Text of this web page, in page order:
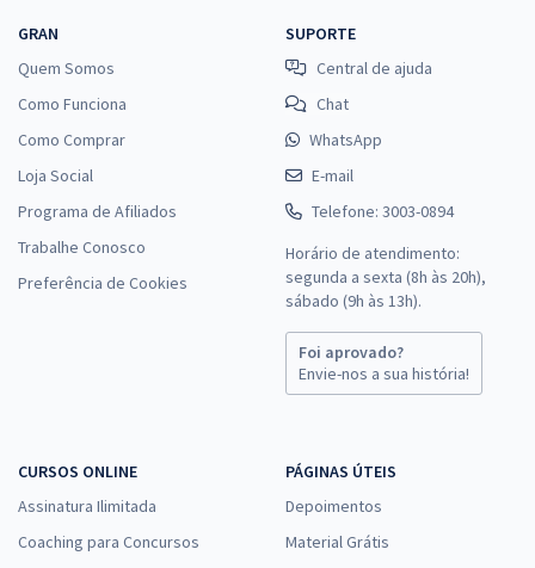
GRAN
Quem Somos
Como Funciona
Como Comprar
Loja Social
Programa de Afiliados
Trabalhe Conosco
Preferência de Cookies
SUPORTE
Central de ajuda
Chat
WhatsApp
E-mail
Telefone: 3003-0894
Horário de atendimento:
segunda a sexta (8h às 20h),
sábado (9h às 13h).
Foi aprovado?
Envie-nos a sua história!
CURSOS ONLINE
Assinatura Ilimitada
Coaching para Concursos
PÁGINAS ÚTEIS
Depoimentos
Material Grátis